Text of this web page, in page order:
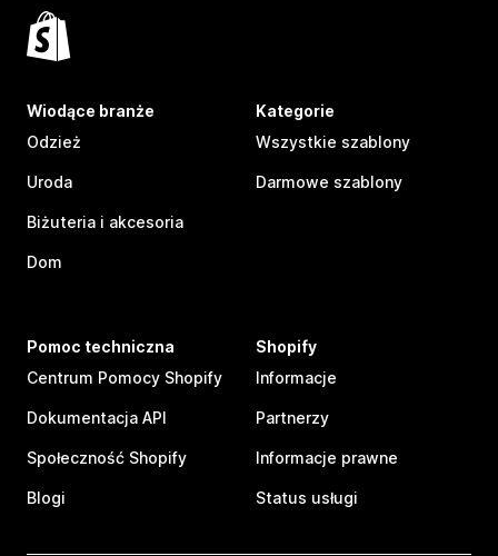
Wiodące branże
Odzież
Uroda
Biżuteria i akcesoria
Dom
Kategorie
Wszystkie szablony
Darmowe szablony
Pomoc techniczna
Centrum Pomocy Shopify
Dokumentacja API
Społeczność Shopify
Blogi
Shopify
Informacje
Partnerzy
Informacje prawne
Status usługi